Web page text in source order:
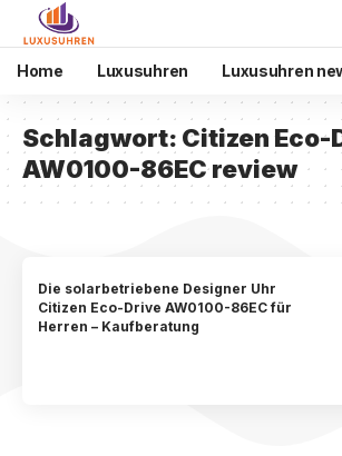
Home Luxusuhren Luxusuhren
Schlagwort: Citizen Eco-
AW0100-86EC review
Die solarbetriebene Designer Uhr
Citizen Eco-Drive AW0100-86EC für
Herren – Kaufberatung